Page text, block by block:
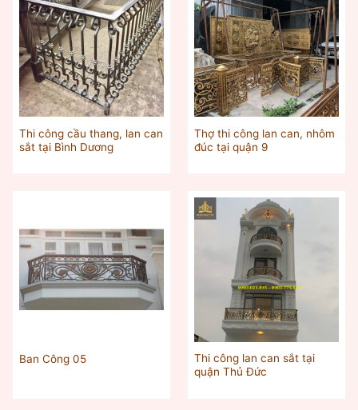
Thi công cầu thang, lan can
sắt tại Bình Dương
Thợ thi công lan can, nhôm
đúc tại quận 9
Ban Công 05
Thi công lan can sắt tại
quận Thủ Đức